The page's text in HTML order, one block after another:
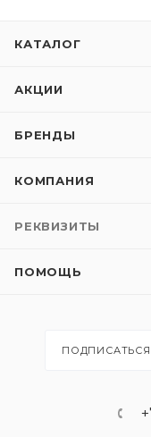
КАТАЛОГ
АКЦИИ
БРЕНДЫ
КОМПАНИЯ
РЕКВИЗИТЫ
ПОМОЩЬ